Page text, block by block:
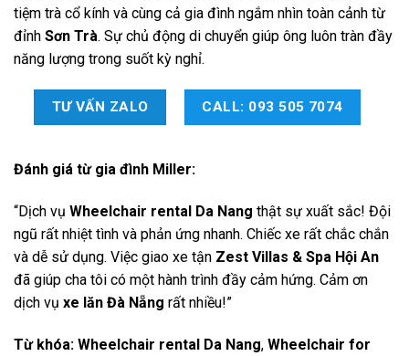
tiệm trà cổ kính và cùng cả gia đình ngắm nhìn toàn cảnh từ
đỉnh Sơn Trà. Sự chủ động di chuyển giúp ông luôn tràn đầy
năng lượng trong suốt kỳ nghỉ.
TƯ VẤN ZALO CALL: 093 505 7074
Đánh giá từ gia đình Miller:
“Dịch vụ Wheelchair rental Da Nang thật sự xuất sắc! Đội
ngũ rất nhiệt tình và phản ứng nhanh. Chiếc xe rất chắc chắn
và dễ sử dụng. Việc giao xe tận Zest Villas & Spa Hội An
đã giúp cha tôi có một hành trình đầy cảm hứng. Cảm ơn
dịch vụ xe lăn Đà Nẵng rất nhiều!”
Từ khóa: Wheelchair rental Da Nang, Wheelchair for